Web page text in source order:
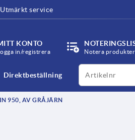
Utmärkt service
KONTO
in/registrera Notera produkter
Direktbeställning
productCode
950, AV GRÅJÄRN